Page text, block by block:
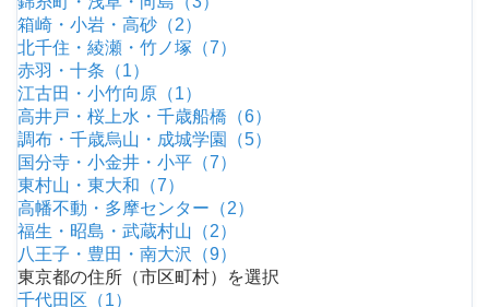
箱崎・小岩・高砂（2）
北千住・綾瀬・竹ノ塚（7）
赤羽・十条（1）
江古田・小竹向原（1）
高井戸・桜上水・千歳船橋（6）
調布・千歳烏山・成城学園（5）
国分寺・小金井・小平（7）
東村山・東大和（7）
高幡不動・多摩センター（2）
福生・昭島・武蔵村山（2）
八王子・豊田・南大沢（9）
東京都の住所（市区町村）を選択
千代田区（1）